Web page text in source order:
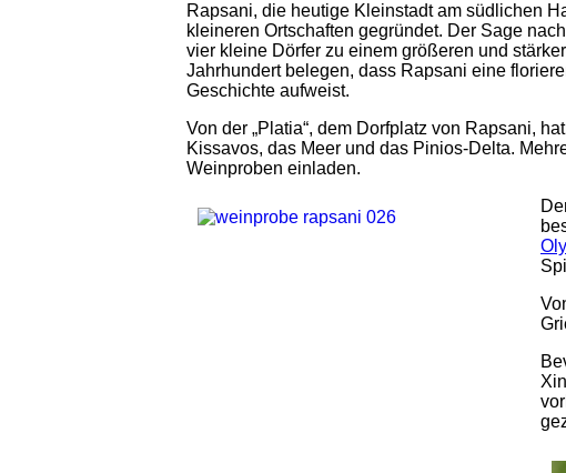
Rapsani, die heutige Kleinstadt am südlichen
kleineren Ortschaften gegründet. Der Sage
vier kleine Dörfer zu einem größeren und
Jahrhundert belegen, dass Rapsani eine
Geschichte aufweist.
Von der „Platia“, dem Dorfplatz von Rapsani,
Kissavos, das Meer und das Pinios-Delta.
Weinproben einladen.